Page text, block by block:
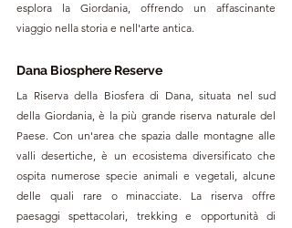
esplora la Giordania, offrendo un affascinante
viaggio nella storia e nell'arte antica.
Dana Biosphere Reserve
La Riserva della Biosfera di Dana, situata nel sud
della Giordania, è la più grande riserva naturale del
Paese. Con un'area che spazia dalle montagne alle
valli desertiche, è un ecosistema diversificato che
ospita numerose specie animali e vegetali, alcune
delle quali rare o minacciate. La riserva offre
paesaggi spettacolari, trekking e opportunità di